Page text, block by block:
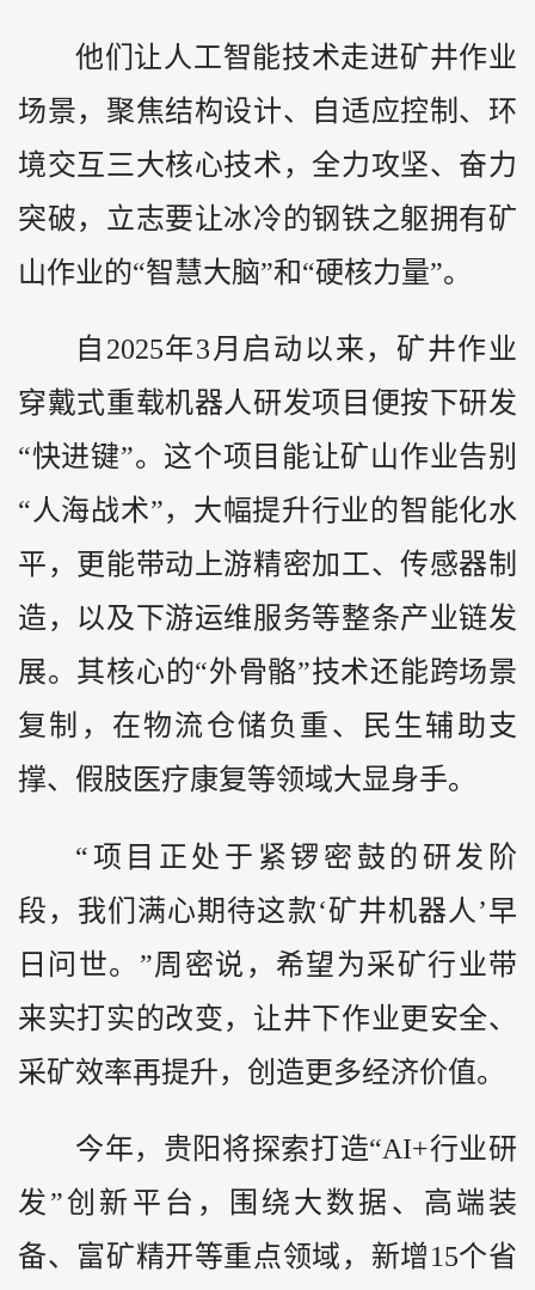
他们让人工智能技术走进矿井作业
场景，聚焦结构设计、自适应控制、环
境交互三大核心技术，全力攻坚、奋力
突破，立志要让冰冷的钢铁之躯拥有矿
山作业的“智慧大脑”和“硬核力量”。
自2025年3月启动以来，矿井作业
穿戴式重载机器人研发项目便按下研发
“快进键”。这个项目能让矿山作业告别
“人海战术”，大幅提升行业的智能化水
平，更能带动上游精密加工、传感器制
造，以及下游运维服务等整条产业链发
展。其核心的“外骨骼”技术还能跨场景
复制，在物流仓储负重、民生辅助支
撑、假肢医疗康复等领域大显身手。
“项目正处于紧锣密鼓的研发阶
段，我们满心期待这款‘矿井机器人’早
日问世。”周密说，希望为采矿行业带
来实打实的改变，让井下作业更安全、
采矿效率再提升，创造更多经济价值。
今年，贵阳将探索打造“AI+行业研
发”创新平台，围绕大数据、高端装
备、富矿精开等重点领域，新增15个省